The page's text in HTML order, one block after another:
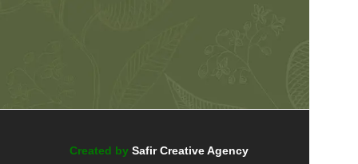
Created by Safir Creative Agency